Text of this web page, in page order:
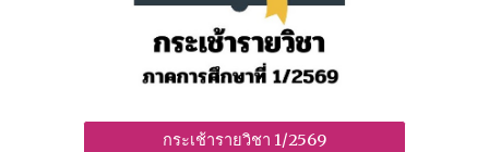
กระเช้ารายวิชา 1/2569